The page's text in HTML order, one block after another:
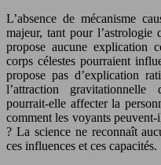
L’absence de mécanisme
majeur, tant pour l’astrologie
propose aucune explication
corps célestes pourraient
propose pas d’explication
l’attraction gravitationnelle
pourrait-elle affecter la
comment les voyants
? La science ne reconnaît
ces influences et ces capacités.